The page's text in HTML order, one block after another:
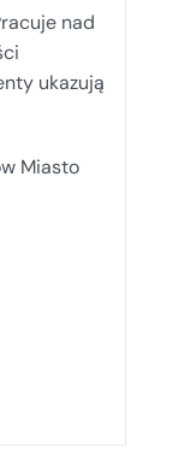
nad
ukazują
Miasto